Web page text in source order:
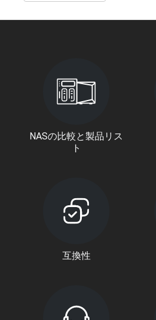
NASの比較と製品リス
ト
互換性